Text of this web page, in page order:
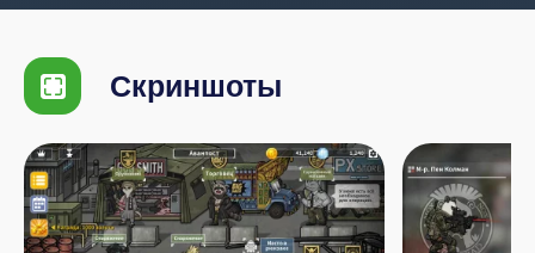
Скриншоты